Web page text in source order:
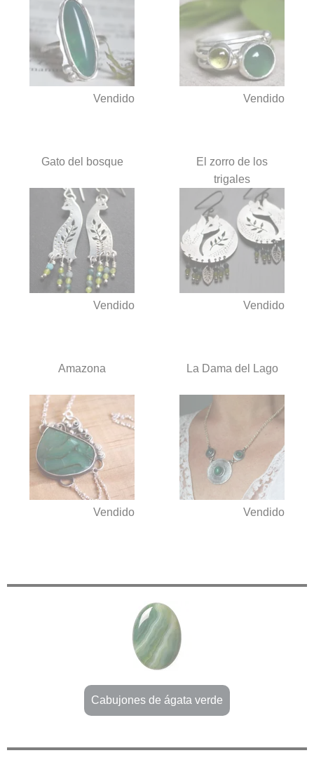
Vendido Vendido
Gato del bosque
Vendido
El zorro de los
trigales
Vendido
Amazona
Vendido
La Dama del Lago
Vendido
Cabujones de ágata verde